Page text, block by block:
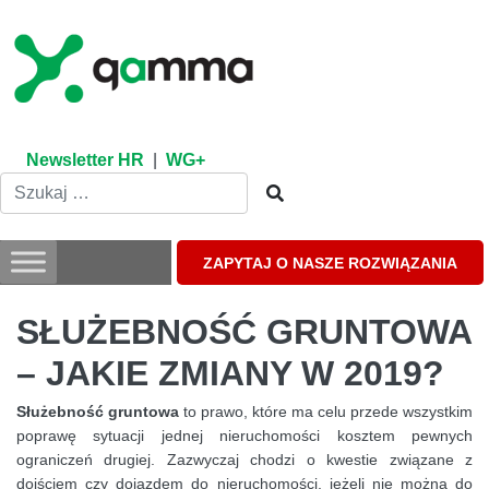
content
Newsletter HR WG+
ZAPYTAJ O NASZE ROZWIĄZANIA
SŁUŻEBNOŚĆ GRUNTOWA
– JAKIE ZMIANY W 2019?
Służebność gruntowa to prawo, które ma celu przede wszystkim
poprawę sytuacji jednej nieruchomości kosztem pewnych
ograniczeń drugiej. Zazwyczaj chodzi o kwestie związane z
dojściem czy dojazdem do nieruchomości, jeżeli nie można do